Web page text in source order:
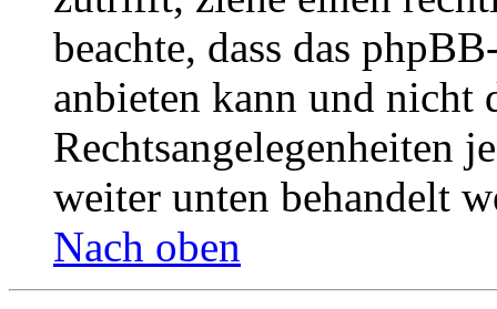
beachte, dass das
anbieten kann und nicht
Rechtsangelegenheiten
weiter unten behandelt
Nach oben